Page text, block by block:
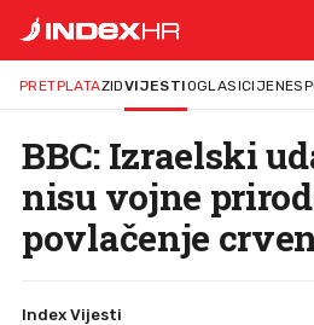
PRETPLATAZIDVIJESTIOGLASICIJENE
BBC: Izraelski
nisu vojne
povlačenje
Index Vijesti